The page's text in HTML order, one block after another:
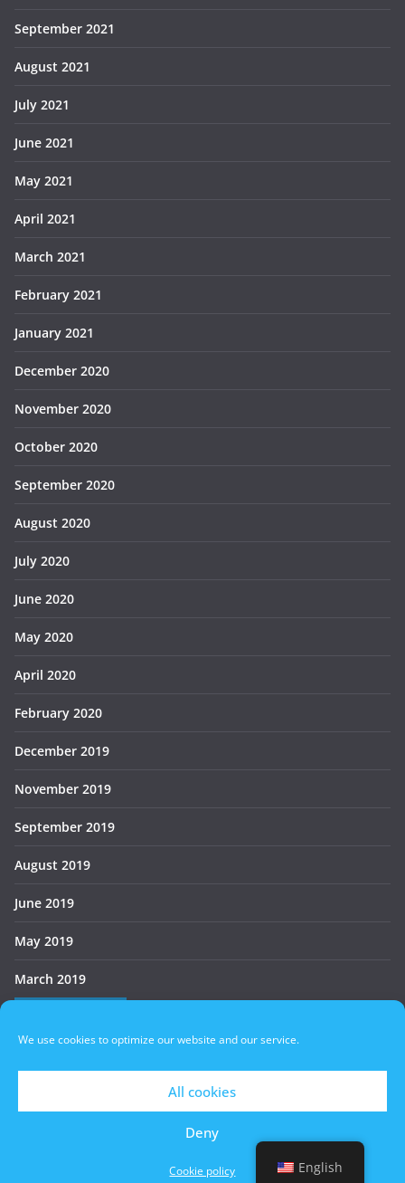
We use cookies to optimize our website and our service.
All cookies
Deny
Cookie policy
September 2021
August 2021
July 2021
June 2021
May 2021
April 2021
March 2021
February 2021
January 2021
December 2020
November 2020
October 2020
September 2020
August 2020
July 2020
June 2020
May 2020
April 2020
February 2020
December 2019
November 2019
September 2019
August 2019
June 2019
May 2019
March 2019
БАУХ. All rights reserved.
by ThemeGrill. Powered by WordPress
English